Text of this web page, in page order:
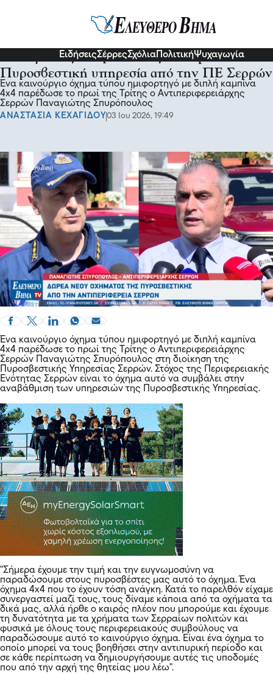
ΕιδήσειςΣέρρεςΣχόλια ΠολιτικήΨυχαγωγία
Παναγιώτης Σπυρόπουλος: Όχημα 4x4 στην
Πυροσβεστική υπηρεσία από την ΠΕ Σερρών
Ένα καινούργιο όχημα τύπου ημιφορτηγό με διπλή καμπίνα
4x4 παρέδωσε το πρωί της Τρίτης ο Αντιπεριφερειάρχης
Σερρών Παναγιώτης Σπυρόπουλος
ΑΝΑΣΤΑΣΙΑ ΚΕΧΑΓΙΔΟΥ03 Ιου 2026, 19:49
Ένα καινούργιο όχημα τύπου ημιφορτηγό με διπλή καμπίνα
4x4 παρέδωσε το πρωί της Τρίτης ο Αντιπεριφερειάρχης
Σερρών Παναγιώτης Σπυρόπουλος στη διοίκηση της
Πυροσβεστικής Υπηρεσίας Σερρών. Στόχος της Περιφερειακής
Ενότητας Σερρών είναι το όχημα αυτό να συμβάλει στην
αναβάθμιση των υπηρεσιών της Πυροσβεστικής Υπηρεσίας.
"Σήμερα έχουμε την τιμή και την ευγνωμοσύνη να
παραδώσουμε στους πυροσβέστες μας αυτό το όχημα. Ένα
όχημα 4x4 που το έχουν τόση ανάγκη. Κατά το παρελθόν είχαμε
συνεργαστεί μαζί τους, τους δίναμε κάποια από τα οχήματα τα
δικά μας, αλλά ήρθε ο καιρός πλέον που μπορούμε και έχουμε
τη δυνατότητα με τα χρήματα των Σερραίων πολιτών και
φυσικά με όλους τους περιφερειακούς συμβούλους να
παραδώσουμε αυτό το καινούργιο όχημα. Είναι ένα όχημα το
οποίο μπορεί να τους βοηθήσει στην αντιπυρική περίοδο και
σε κάθε περίπτωση να δημιουργήσουμε αυτές τις υποδομές
που από την αρχή της θητείας μου λέω".